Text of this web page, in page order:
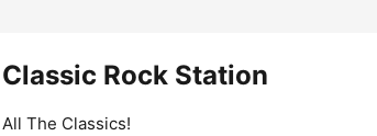
Classic Rock Station
All The Classics!